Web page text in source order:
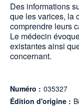
Des informations
que les varices, la
comprendre leurs
Le médecin
existantes ainsi
concernant.
Numéro : 035327
Édition d'origine :